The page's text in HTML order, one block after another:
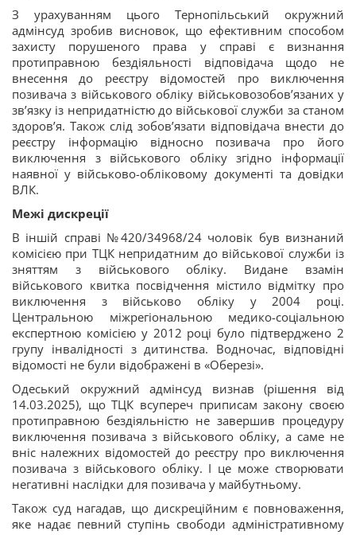
З урахуванням цього Тернопільський окружний
адмінсуд зробив висновок, що ефективним способом
захисту порушеного права у справі є визнання
протиправною бездіяльності відповідача щодо не
внесення до реєстру відомостей про виключення
позивача з військового обліку військовозобовʼязаних у
звʼязку із непридатністю до військової служби за станом
здоровʼя. Також слід зобовʼязати відповідача внести до
реєстру інформацію відносно позивача про його
виключення з військового обліку згідно інформації
наявної у військово-обліковому документі та довідки
ВЛК.
Межі дискреції
В іншій справі №420/34968/24 чоловік був визнаний
комісією при ТЦК непридатним до військової служби із
зняттям з військового обліку. Видане взамін
військового квитка посвідчення містило відмітку про
виключення з військово обліку у 2004 році.
Центральною міжрегіональною медико-соціальною
експертною комісією у 2012 році було підтверджено 2
групу інвалідності з дитинства. Водночас, відповідні
відомості не були відображені в «Оберезі».
Одеський окружний адмінсуд визнав (рішення від
14.03.2025), що ТЦК всупереч приписам закону своєю
протиправною бездіяльністю не завершив процедуру
виключення позивача з військового обліку, а саме не
вніс належних відомостей до реєстру про виключення
позивача з військового обліку. І це може створювати
негативні наслідки для позивача у майбутньому.
Також суд нагадав, що дискреційним є повноваження,
яке надає певний ступінь свободи адміністративному